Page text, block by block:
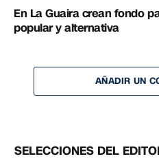
En La Guaira crean fondo
popular y alternativa
AÑADIR UN
SELECCIONES DEL